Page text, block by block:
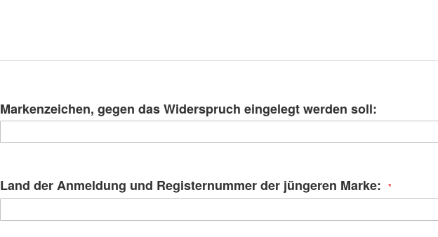
Markenzeichen, gegen das Widerspruch eingelegt werden soll:
Land der Anmeldung und Registernummer der jüngeren Marke: